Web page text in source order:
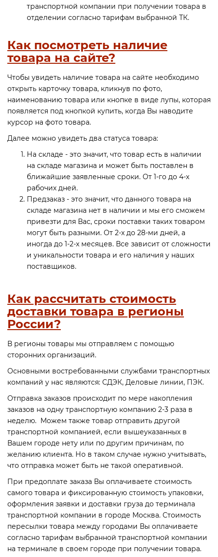
транспортной компании при получении товара в
отделении согласно тарифам выбранной ТК.
Как посмотреть наличие
товара на сайте?
Чтобы увидеть наличие товара на сайте необходимо
открыть карточку товара, кликнув по фото,
наименованию товара или кнопке в виде лупы, которая
появляется под кнопкой купить, когда Вы наводите
курсор на фото товара.
Далее можно увидеть два статуса товара:
На складе - это значит, что товар есть в наличии
на складе магазина и может быть поставлен в
ближайшие заявленные сроки. От 1-го до 4-х
рабочих дней.
Предзаказ - это значит, что данного товара на
складе магазина нет в наличии и мы его сможем
привезти для Вас, сроки поставки таких товаром
могут быть разными. От 2-х до 28-ми дней, а
иногда до 1-2-х месяцев. Все зависит от сложности
и уникальности товара и его наличия у наших
поставщиков.
Как рассчитать стоимость
доставки товара в регионы
России?
В регионы товары мы отправляем с помощью
сторонних организаций.
Основными востребованными службами транспортных
компаний у нас являются: СДЭК, Деловые линии, ПЭК.
Отправка заказов происходит по мере накопления
заказов на одну транспортную компанию 2-3 раза в
неделю. Можем также товар отправить другой
транспортной компанией, если вышеуказанных в
Вашем городе нету или по другим причинам, по
желанию клиента. Но в таком случае нужно учитывать,
что отправка может быть не такой оперативной.
При предоплате заказа Вы оплачиваете стоимость
самого товара и фиксированную стоимость упаковки,
оформления заявки и доставки груза до терминала
транспортной компании в городе Москва. Стоимость
пересылки товара между городами Вы оплачиваете
согласно тарифам выбранной транспортной компании
на терминале в своем городе при получении товара.